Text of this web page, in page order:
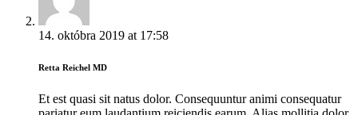
14. októbra 2019 at 17:58
Retta Reichel MD
Et est quasi sit natus dolor. Consequuntur animi consequatur